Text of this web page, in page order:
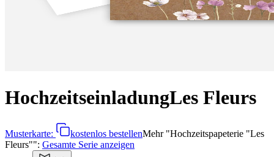
HochzeitseinladungLes Fleurs
Musterkarte: kostenlos bestellenMehr"Hochzeitspapeterie "Les
Fleurs"": Gesamte Serie anzeigen